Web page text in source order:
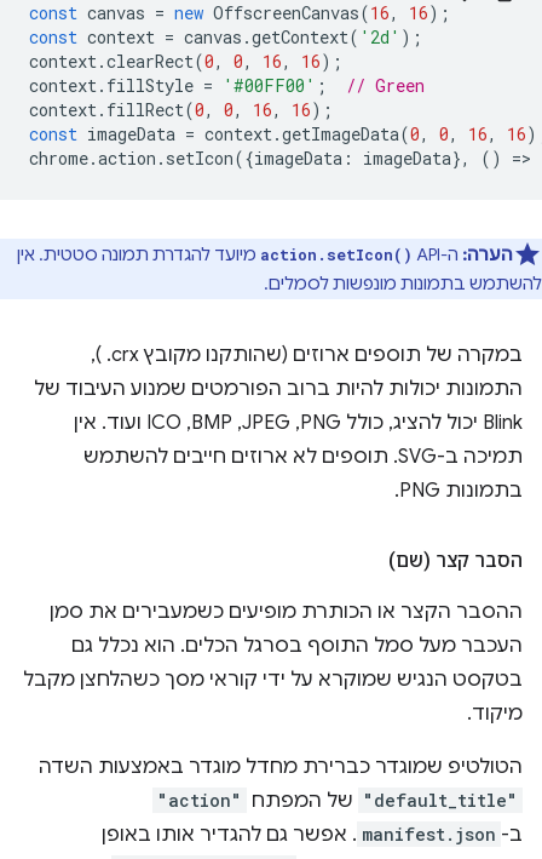
const canvas = new OffscreenCanvas(16, 16);
const context = canvas .getContext( '2d' );
context.clearRect(0, 0, 16, 16);
context. fillStyle = '#00FF00' ;
// Green
context. fillRect(0, 0, 16, 16);
const imageData = context.getImageData(0, 0, 16, 16
chrome.action . setIcon({imageData : imageData}, () =>
הערה: ה-API‏ action.setIcon() מיועד להגדרת תמונה סטטית. אין
להשתמש בתמונות מונפשות לסמלים.
במקרה של תוספים ארוזים (שהותקנו מקובץ ‎ .crx),
התמונות יכולות להיות ברוב הפורמטים שמנוע העיבוד של
Blink יכול להציג, כולל PNG,‏ JPEG,‏ BMP,‏ ICO ועוד. אין
תמיכה ב-SVG. תוספים לא ארוזים חייבים להשתמש
בתמונות PNG.
הסבר קצר (שם)
ההסבר הקצר או הכותרת מופיעים כשמעבירים את סמן
העכבר מעל סמל התוסף בסרגל הכלים. הוא נכלל גם
בטקסט הנגיש שמוקרא על ידי קוראי מסך כשהלחצן מקבל
מיקוד.
הטולטיפ שמוגדר כברירת מחדל מוגדר באמצעות השדה
"default_title" של המפתח "action"
ב- manifest.json . אפשר גם להגדיר אותו באופן